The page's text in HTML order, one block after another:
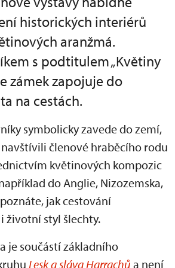
historických interiérů
aranžmá.
s podtitulem „Květiny
zámek zapojuje do
na cestách.
symbolicky zavede do zemí,
členové hraběcího rodu
květinových kompozic
do Anglie, Nizozemska,
jak cestování
životní styl šlechty.
je součástí základního
Lesk a sláva Harrachů a není